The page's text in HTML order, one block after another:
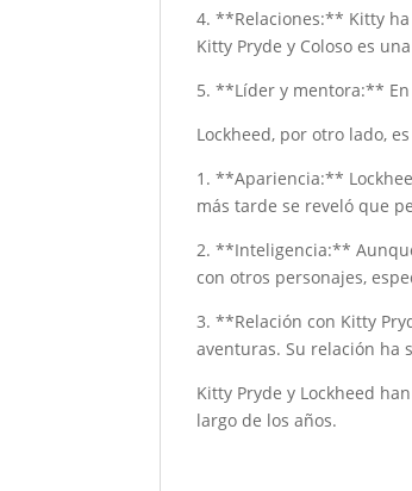
4. **Relaciones:** Kitty
Kitty Pryde y Coloso es
5. **Líder y mentora:** En
Lockheed, por otro lado,
1. **Apariencia:**
más tarde se reveló que
2. **Inteligencia:**
con otros personajes,
3. **Relación con Kitty
aventuras. Su relación ha
Kitty Pryde y Lockheed
largo de los años.